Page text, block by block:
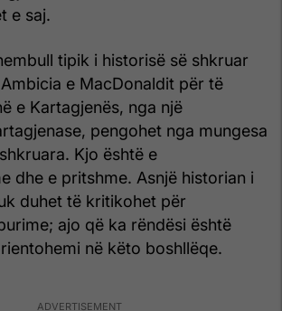
e saj.
tipik i historisë së shkruar
e MacDonaldit për të
e Kartagjenës, nga një
pengohet nga mungesa
Kjo është e
dhe e pritshme. Asnjë historian i
duhet të kritikohet për
ajo që ka rëndësi është
në këto boshllëqe.